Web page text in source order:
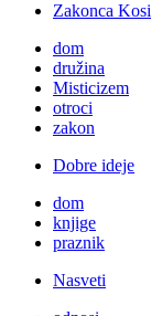
Zakonca Kosi
dom
družina
Misticizem
otroci
zakon
Dobre ideje
dom
knjige
praznik
Nasveti